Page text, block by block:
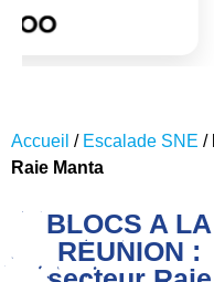
Accueil / Escalade SNE /
Raie Manta
BLOCS A LA
REUNION :